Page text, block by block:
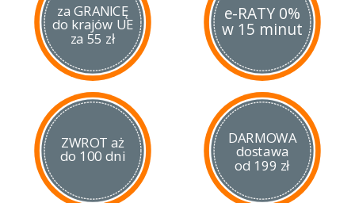
za GRANICĘ
do krajów UE
za 55 zł
e-RATY 0%
w 15 minut
ZWROT aż
do 100 dni
DARMOWA
dostawa
od 199 zł